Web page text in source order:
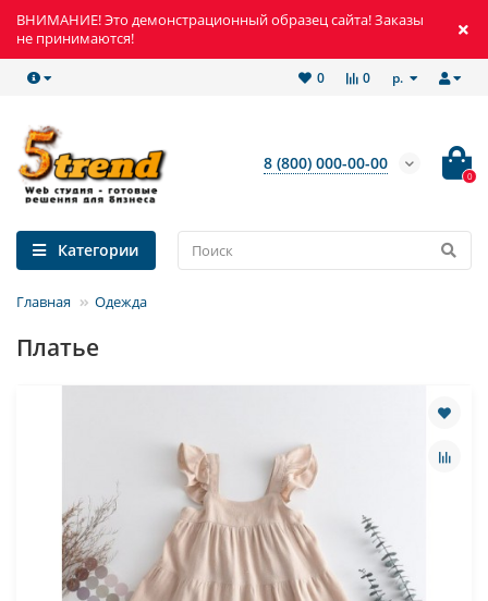
ВНИМАНИЕ! Это демонстрационный образец сайта! Заказы
не принимаются!
р.
0
0
8 (800) 000-00-00
0
Категории
Главная Одежда
Платье